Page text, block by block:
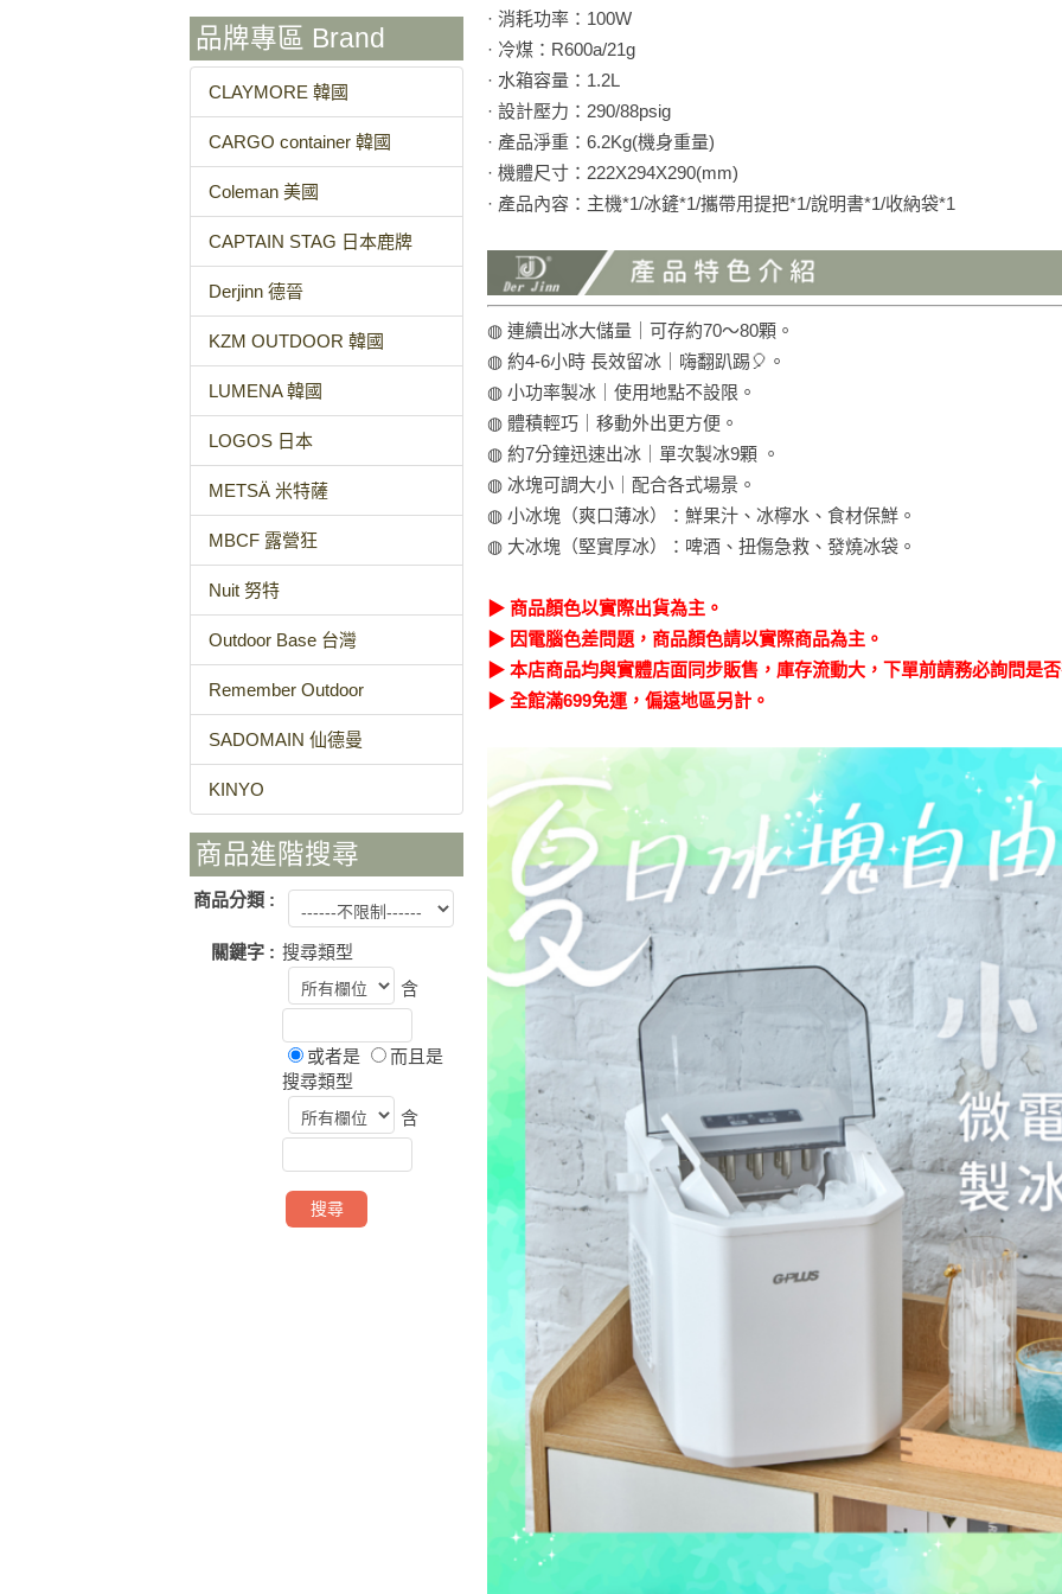
品牌專區 Brand
CLAYMORE 韓國
CARGO container 韓國
Coleman 美國
CAPTAIN STAG 日本鹿牌
Derjinn 德晉
KZM OUTDOOR 韓國
LUMENA 韓國
LOGOS 日本
METSÄ 米特薩
MBCF 露營狂
Nuit 努特
Outdoor Base 台灣
Remember Outdoor
SADOMAIN 仙德曼
KINYO
商品進階搜尋
商品分類 :
關鍵字 : 搜尋類型
含
或者是
而且是
搜尋類型
含
· 消耗功率：100W
· 冷煤：R600a/21g
· 水箱容量：1.2L
· 設計壓力：290/88psig
· 產品淨重：6.2Kg(機身重量)
· 機體尺寸：222X294X290(mm)
· 產品內容：主機*1/冰鏟*1/攜帶用提把*1/說明書*1/收納袋*1
◍ 連續出冰大儲量｜可存約70～80顆。
◍ 約4-6小時 長效留冰｜嗨翻趴踢🎈。
◍ 小功率製冰｜使用地點不設限。
◍ 體積輕巧｜移動外出更方便。
◍ 約7分鐘迅速出冰｜單次製冰9顆 。
◍ 冰塊可調大小｜配合各式場景。
◍ 小冰塊（爽口薄冰）：鮮果汁、冰檸水、食材保鮮。
◍ 大冰塊（堅實厚冰）：啤酒、扭傷急救、發燒冰袋。
▶ 商品顏色以實際出貨為主。
▶ 因電腦色差問題，商品顏色請以實際商品為主。
▶ 本店商品均與實體店面同步販售，庫存流動大，下單前請務必詢問是否
▶ 全館滿699免運，偏遠地區另計。